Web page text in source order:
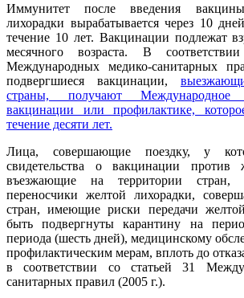
Иммунитет после введения
лихорадки вырабатывается через 10
течение 10 лет. Вакцинации подлежат
месячного возраста. В
Международных медико-санитарных
подвергшиеся вакцинации,
страны, получают Международное
вакцинации или профилактике,
течение десяти лет.
Лица, совершающие поездку, у
свидетельства о вакцинации против
въезжающие на территории стран,
переносчики желтой лихорадки,
стран, имеющие риски передачи
быть подвергнуты карантину на
периода (шесть дней), медицинскому
профилактическим мерам, вплоть до
в соответствии со статьей 31
санитарных правил (2005 г.).